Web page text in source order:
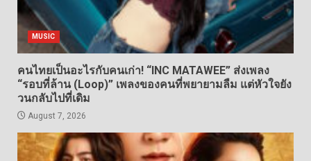
MUSIC
คนไทยเป็นอะไรกับคนเก่า! “INC MATAWEE” ส่งเพลง
“รอบที่ล้าน (Loop)” เพลงของคนที่พยายามลืม แต่หัวใจยัง
วนกลับไปที่เดิม
August 7, 2026